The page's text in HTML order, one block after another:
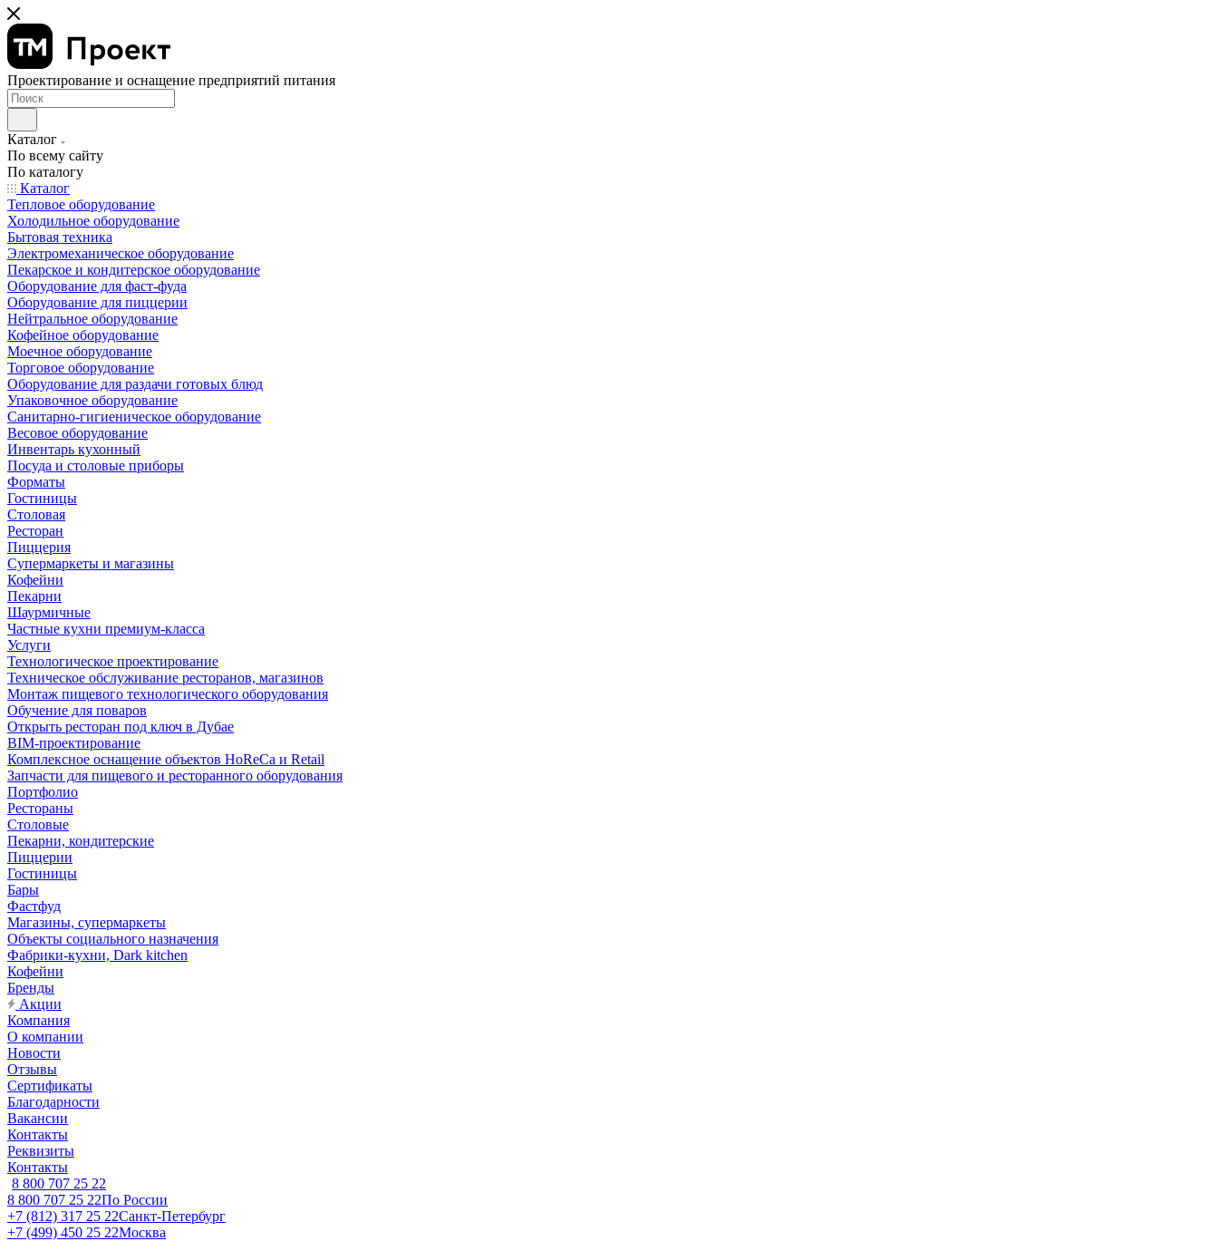
Проектирование и оснащение предприятий питания
Каталог
По всему сайту
По каталогу
Каталог
Тепловое оборудование
Холодильное оборудование
Бытовая техника
Электромеханическое оборудование
Пекарское и кондитерское оборудование
Оборудование для фаст-фуда
Оборудование для пиццерии
Нейтральное оборудование
Кофейное оборудование
Моечное оборудование
Торговое оборудование
Оборудование для раздачи готовых блюд
Упаковочное оборудование
Санитарно-гигиеническое оборудование
Весовое оборудование
Инвентарь кухонный
Посуда и столовые приборы
Форматы
Гостиницы
Столовая
Ресторан
Пиццерия
Супермаркеты и магазины
Кофейни
Пекарни
Шаурмичные
Частные кухни премиум-класса
Услуги
Технологическое проектирование
Техническое обслуживание ресторанов, магазинов
Монтаж пищевого технологического оборудования
Обучение для поваров
Открыть ресторан под ключ в Дубае
BIM-проектирование
Комплексное оснащение объектов HoReCa и Retail
Запчасти для пищевого и ресторанного оборудования
Портфолио
Рестораны
Столовые
Пекарни, кондитерские
Пиццерии
Гостиницы
Бары
Фастфуд
Магазины, супермаркеты
Объекты социального назначения
Фабрики-кухни, Dark kitchen
Кофейни
Бренды
Акции
Компания
О компании
Новости
Отзывы
Сертификаты
Благодарности
Вакансии
Контакты
Реквизиты
Контакты
8 800 707 25 22
8 800 707 25 22По России
+7 (812) 317 25 22Санкт-Петербург
+7 (499) 450 25 22Москва